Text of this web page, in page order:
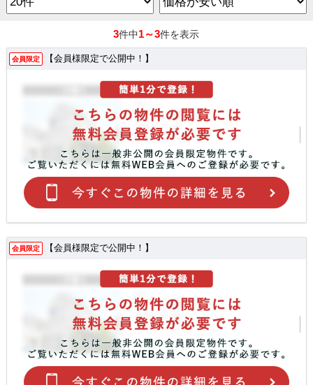
3件中1～3件を表示
会員限定 【会員様限定で公開中！】
会員限定 【会員様限定で公開中！】